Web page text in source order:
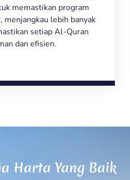
memastikan program
menjangkau lebih banyak
setiap Al-Quran
dan efisien.
Harta Yang Baik